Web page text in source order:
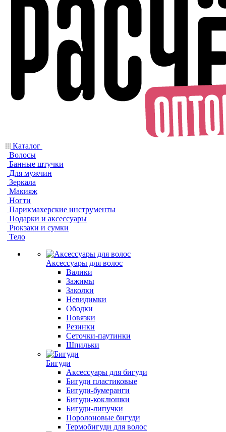
Каталог
Волосы
Банные штучки
Для мужчин
Зеркала
Макияж
Ногти
Парикмахерские инструменты
Подарки и аксессуары
Рюкзаки и сумки
Тело
Аксессуары для волос
Валики
Зажимы
Заколки
Невидимки
Ободки
Повязки
Резинки
Сеточки-паутинки
Шпильки
Бигуди
Аксессуары для бигуди
Бигуди пластиковые
Бигуди-бумеранги
Бигуди-коклюшки
Бигуди-липучки
Поролоновые бигуди
Термобигуди для волос